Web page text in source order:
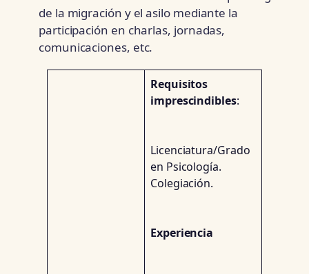
de la migración y el asilo mediante la
participación en charlas, jornadas,
comunicaciones, etc.
Requisitos
imprescindibles:
Licenciatura/Grado
en Psicología.
Colegiación.
Experiencia